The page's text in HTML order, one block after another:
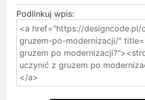
Podlinkuj wpis: